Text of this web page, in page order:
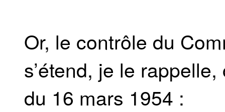
Or, le contrôle du
s’étend, je le
du 16 mars 1954 :